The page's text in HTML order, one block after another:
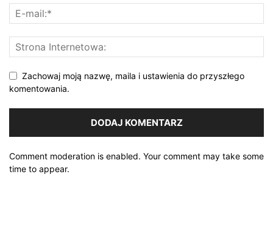
Zachowaj moją nazwę, maila i ustawienia do przyszłego
komentowania.
Comment moderation is enabled. Your comment may take some
time to appear.